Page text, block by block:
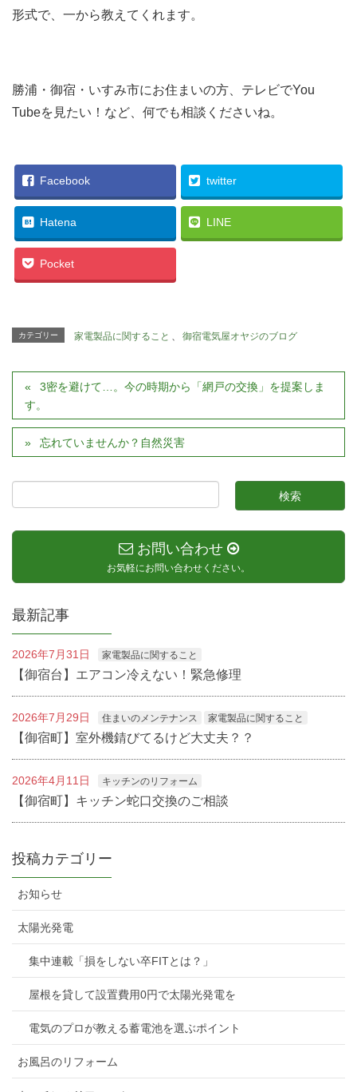
形式で、一から教えてくれます。
勝浦・御宿・いすみ市にお住まいの方、テレビでYou
Tubeを見たい！など、何でも相談くださいね。
Facebook twitter
Hatena LINE
Pocket
カテゴリー 家電製品に関すること 、 御宿電気屋オヤジのブログ
3密を避けて…。今の時期から「網戸の交換」を提案しま
す。
忘れていませんか？自然災害
お問い合わせ
お気軽にお問い合わせください。
最新記事
2026年7月31日 家電製品に関すること
【御宿台】エアコン冷えない！緊急修理
2026年7月29日 住まいのメンテナンス 家電製品に関すること
【御宿町】室外機錆びてるけど大丈夫？？
2026年4月11日 キッチンのリフォーム
【御宿町】キッチン蛇口交換のご相談
投稿カテゴリー
お知らせ
太陽光発電
集中連載「損をしない卒FITとは？」
屋根を貸して設置費用0円で太陽光発電を
電気のプロが教える蓄電池を選ぶポイント
お風呂のリフォーム